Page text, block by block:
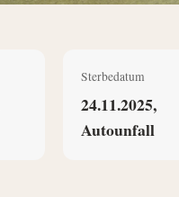
Sterbedatum
24.11.2025,
Autounfall